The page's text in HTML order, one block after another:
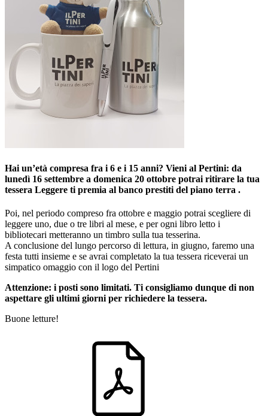
Hai un’età compresa fra i 6 e i 15 anni? Vieni al Pertini: da
lunedì 16 settembre a domenica 20 ottobre potrai ritirare la tua
tessera Leggere ti premia al banco prestiti del piano terra .
Poi, nel periodo compreso fra ottobre e maggio potrai scegliere di
leggere uno, due o tre libri al mese, e per ogni libro letto i
bibliotecari metteranno un timbro sulla tua tesserina.
A conclusione del lungo percorso di lettura, in giugno, faremo una
festa tutti insieme e se avrai completato la tua tessera riceverai un
simpatico omaggio con il logo del Pertini
Attenzione: i posti sono limitati. Ti consigliamo dunque di non
aspettare gli ultimi giorni per richiedere la tessera.
Buone letture!